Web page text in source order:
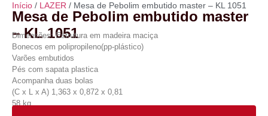
Início / LAZER / Mesa de Pebolim embutido master – KL 1051
Mesa de Pebolim embutido master
– KL 1051
Dimensões: Estrutura em madeira maciça
Bonecos em polipropileno(pp-plástico)
Varões embutidos
Pés com sapata plastica
Acompanha duas bolas
(C x L x A) 1,363 x 0,872 x 0,81
58 kg